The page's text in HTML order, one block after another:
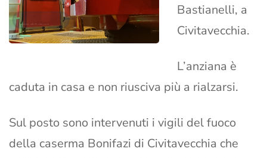
Bastianelli, a
Civitavecchia.
L’anziana è
caduta in casa e non riusciva più a rialzarsi.
Sul posto sono intervenuti i vigili del fuoco
della caserma Bonifazi di Civitavecchia che